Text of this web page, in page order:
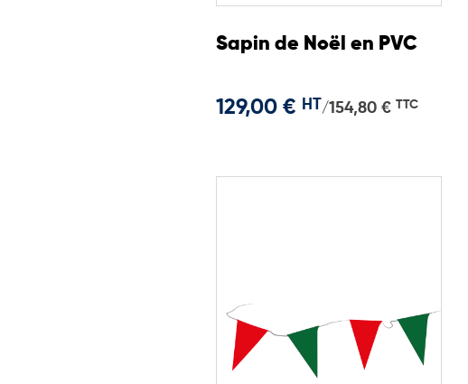
Sapin de Noël en PVC
129,00 € HT/154,80 € TTC